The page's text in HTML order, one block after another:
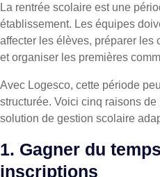
La rentrée scolaire est une
établissement. Les équipes
affecter les élèves, préparer les
et organiser les premières
Avec Logesco, cette période
structurée. Voici cinq raisons
solution de gestion scolaire
1. Gagner du
inscriptions